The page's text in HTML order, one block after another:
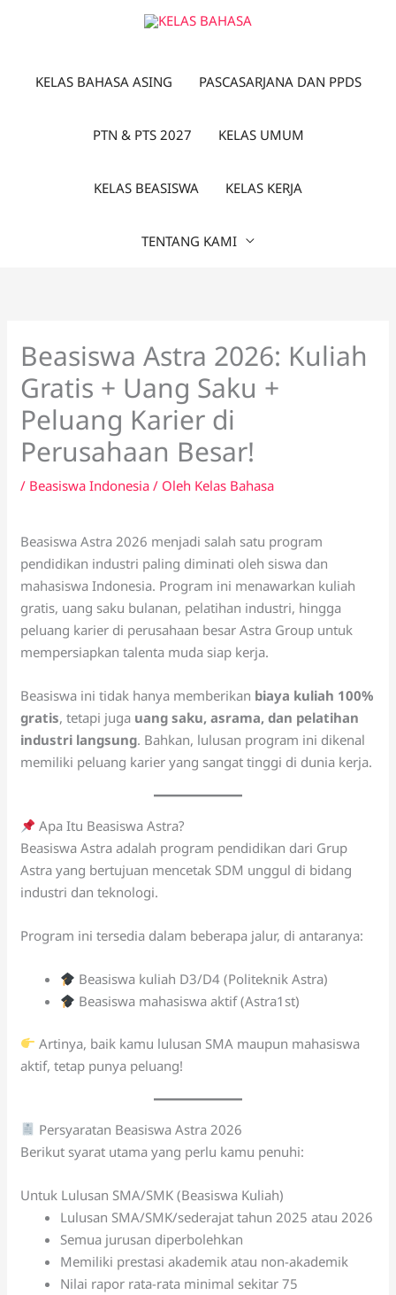
KELAS BAHASA ASING
PASCASARJANA DAN PPDS
PTN & PTS 2027 KELAS UMUM
KELAS BEASISWA KELAS KERJA
TENTANG KAMI
Beasiswa Astra 2026: Kuliah
Gratis + Uang Saku +
Peluang Karier di
Perusahaan Besar!
/ Beasiswa Indonesia / Oleh Kelas Bahasa
Beasiswa Astra 2026 menjadi salah satu program
pendidikan industri paling diminati oleh siswa dan
mahasiswa Indonesia. Program ini menawarkan kuliah
gratis, uang saku bulanan, pelatihan industri, hingga
peluang karier di perusahaan besar Astra Group untuk
mempersiapkan talenta muda siap kerja.
Beasiswa ini tidak hanya memberikan biaya kuliah 100%
gratis, tetapi juga uang saku, asrama, dan pelatihan
industri langsung. Bahkan, lulusan program ini dikenal
memiliki peluang karier yang sangat tinggi di dunia kerja.
Apa Itu Beasiswa Astra?
Beasiswa Astra adalah program pendidikan dari Grup
Astra yang bertujuan mencetak SDM unggul di bidang
industri dan teknologi.
Program ini tersedia dalam beberapa jalur, di antaranya:
Beasiswa kuliah D3/D4 (Politeknik Astra)
Beasiswa mahasiswa aktif (Astra1st)
Artinya, baik kamu lulusan SMA maupun mahasiswa
aktif, tetap punya peluang!
Persyaratan Beasiswa Astra 2026
Berikut syarat utama yang perlu kamu penuhi:
Untuk Lulusan SMA/SMK (Beasiswa Kuliah)
Lulusan SMA/SMK/sederajat tahun 2025 atau 2026
Semua jurusan diperbolehkan
Memiliki prestasi akademik atau non-akademik
Nilai rapor rata-rata minimal sekitar 75